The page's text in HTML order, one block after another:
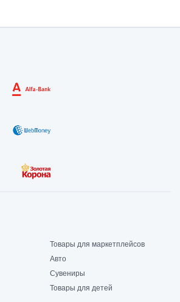
Товары для маркетплейсов
Авто
Сувениры
Товары для детей